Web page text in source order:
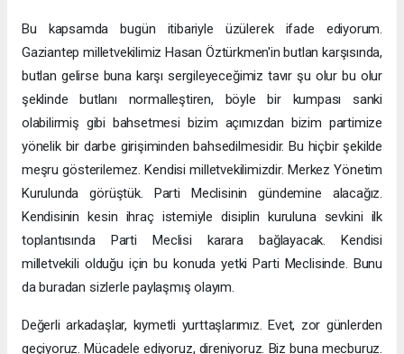
Bu kapsamda bugün itibariyle üzülerek ifade ediyorum.
Gaziantep milletvekilimiz Hasan Öztürkmen'in butlan karşısında,
butlan gelirse buna karşı sergileyeceğimiz tavır şu olur bu olur
şeklinde butlanı normalleştiren, böyle bir kumpası sanki
olabilirmiş gibi bahsetmesi bizim açımızdan bizim partimize
yönelik bir darbe girişiminden bahsedilmesidir. Bu hiçbir şekilde
meşru gösterilemez. Kendisi milletvekilimizdir. Merkez Yönetim
Kurulunda görüştük. Parti Meclisinin gündemine alacağız.
Kendisinin kesin ihraç istemiyle disiplin kuruluna sevkini ilk
toplantısında Parti Meclisi karara bağlayacak. Kendisi
milletvekili olduğu için bu konuda yetki Parti Meclisinde. Bunu
da buradan sizlerle paylaşmış olayım.
Değerli arkadaşlar, kıymetli yurttaşlarımız. Evet, zor günlerden
geçiyoruz. Mücadele ediyoruz, direniyoruz. Biz buna mecburuz.